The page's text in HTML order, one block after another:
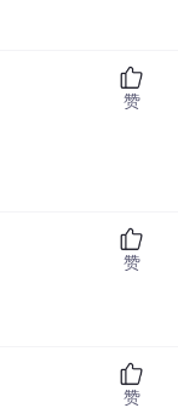
赞
赞
赞